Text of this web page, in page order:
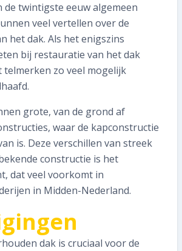
twintigste eeuw algemeen
veel vertellen over de
het dak. Als het enigszins
bij restauratie van het dak
telmerken zo veel mogelijk
grote, van de grond af
waar de kapconstructie
is. Deze verschillen van streek
constructie is het
dat veel voorkomt in
in Midden-Nederland.
dak is cruciaal voor de